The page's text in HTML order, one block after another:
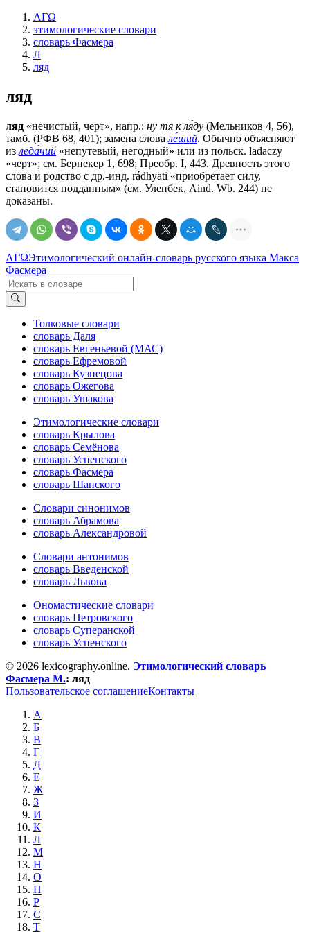
ΛΓΩ
этимологические словари
словарь Фасмера
Л
ляд
ляд
ляд «нечистый, черт», напр.: ну тя к ля́ду (Мельников 4, 56),
тамб. (РФВ 68, 401); замена слова ле́ший. Обычно объясняют
из леда́чий «непутевый, негодный» или из польск. lаdасzу
«черт»; см. Бернекер 1, 698; Преобр. I, 443. Древность этого
слова и родство с др.-инд. rádhyati «приобретает силу,
становится подданным» (см. Уленбек, Aind. Wb. 244) не
доказаны.
ΛΓΩЭтимологический онлайн-словарь русского языка Макса
Фасмера
Толковые словари
словарь Даля
словарь Евгеньевой (МАС)
словарь Ефремовой
словарь Кузнецова
словарь Ожегова
словарь Ушакова
Этимологические словари
словарь Крылова
словарь Семёнова
словарь Успенского
словарь Фасмера
словарь Шанского
Словари синонимов
словарь Абрамова
словарь Александровой
Словари антонимов
словарь Введенской
словарь Львова
Ономастические словари
словарь Петровского
словарь Суперанской
словарь Успенского
© 2026 lexicography.online. Этимологический словарь
Фасмера М.: ляд
Пользовательское соглашениеКонтакты
А
Б
В
Г
Д
Е
Ж
З
И
К
Л
М
Н
О
П
Р
С
Т